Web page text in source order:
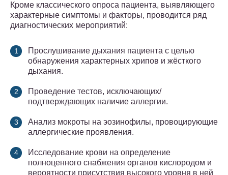
Кроме классического опроса пациента, выявляющего
характерные симптомы и факторы, проводится ряд
диагностических мероприятий:
Прослушивание дыхания пациента с целью
обнаружения характерных хрипов и жёсткого
дыхания.
Проведение тестов, исключающих/
подтверждающих наличие аллергии.
Анализ мокроты на эозинофилы, провоцирующие
аллергические проявления.
Исследование крови на определение
полноценного снабжения органов кислородом и
вероятности присутствия высокого уровня в ней